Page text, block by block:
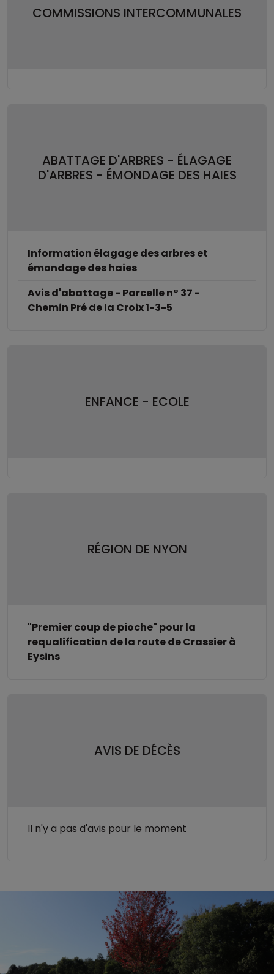
COMMISSIONS INTERCOMMUNALES
ABATTAGE D'ARBRES - ÉLAGAGE
D'ARBRES - ÉMONDAGE DES HAIES
Information élagage des arbres et
émondage des haies
Avis d'abattage - Parcelle n° 37 -
Chemin Pré de la Croix 1-3-5
ENFANCE - ECOLE
RÉGION DE NYON
"Premier coup de pioche" pour la
requalification de la route de Crassier à
Eysins
AVIS DE DÉCÈS
Il n'y a pas d'avis pour le moment